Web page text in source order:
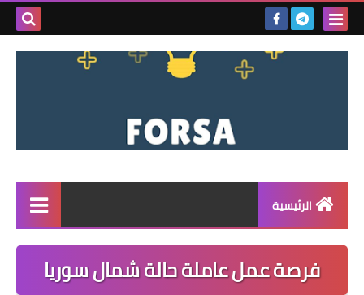
بحث
الرئيسية
القائمة
مناقصات
فرصة عمل عاملة حالة شمال سوريا